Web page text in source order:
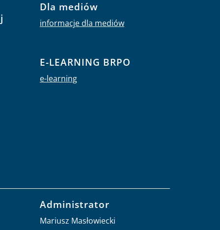
Dla mediów
informacje dla mediów
E-LEARNING BRPO
e-learning
Administrator
Mariusz Masłowiecki